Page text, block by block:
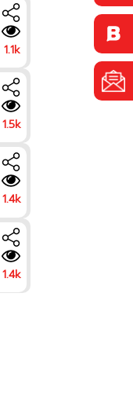
1.1k
1.5k
1.4k
1.4k